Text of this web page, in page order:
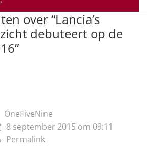
over “Lancia’s
debuteert op de
”
OneFiveNine
8 september 2015 om 09:11
Permalink